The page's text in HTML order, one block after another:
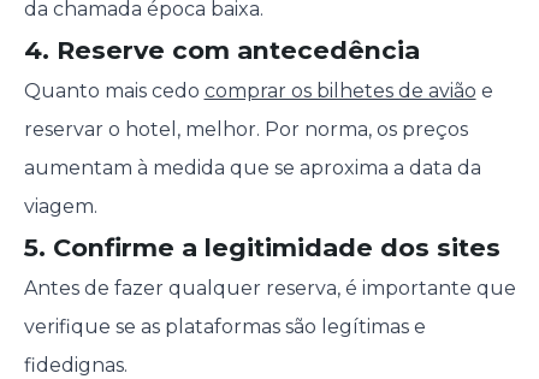
da chamada época baixa.
4. Reserve com antecedência
Quanto mais cedo comprar os bilhetes de avião e
reservar o hotel, melhor. Por norma, os preços
aumentam à medida que se aproxima a data da
viagem.
5. Confirme a legitimidade dos sites
Antes de fazer qualquer reserva, é importante que
verifique se as plataformas são legítimas e
fidedignas.